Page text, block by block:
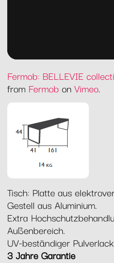
Fermob: BELLEVIE
from Fermob on Vimeo.
Tisch: Platte aus
Gestell aus Aluminium.
Extra
Außenbereich.
UV-beständiger
3 Jahre Garantie